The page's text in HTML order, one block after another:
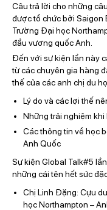
Câu trả lời cho những
được tổ chức bởi Saigon
Trường Đại học
đầu vương quốc Anh.
Đến với sự kiện lần này
từ các chuyên gia hàng
thế của các anh chị du
Lý do và các lợi thế
Những trải nghiệm khi
Các thông tin về học
Anh Quốc
Sự kiện Global Talk#5
những cái tên hết sức
Chị Linh Đặng: Cựu
học Northampton –